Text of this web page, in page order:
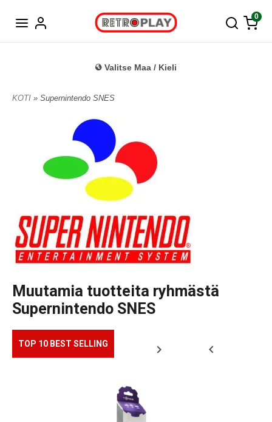
0
Valitse Maa / Kieli
KOTI » Supernintendo SNES
Muutamia tuotteita ryhmästä
Supernintendo SNES
TOP 10 BEST SELLING